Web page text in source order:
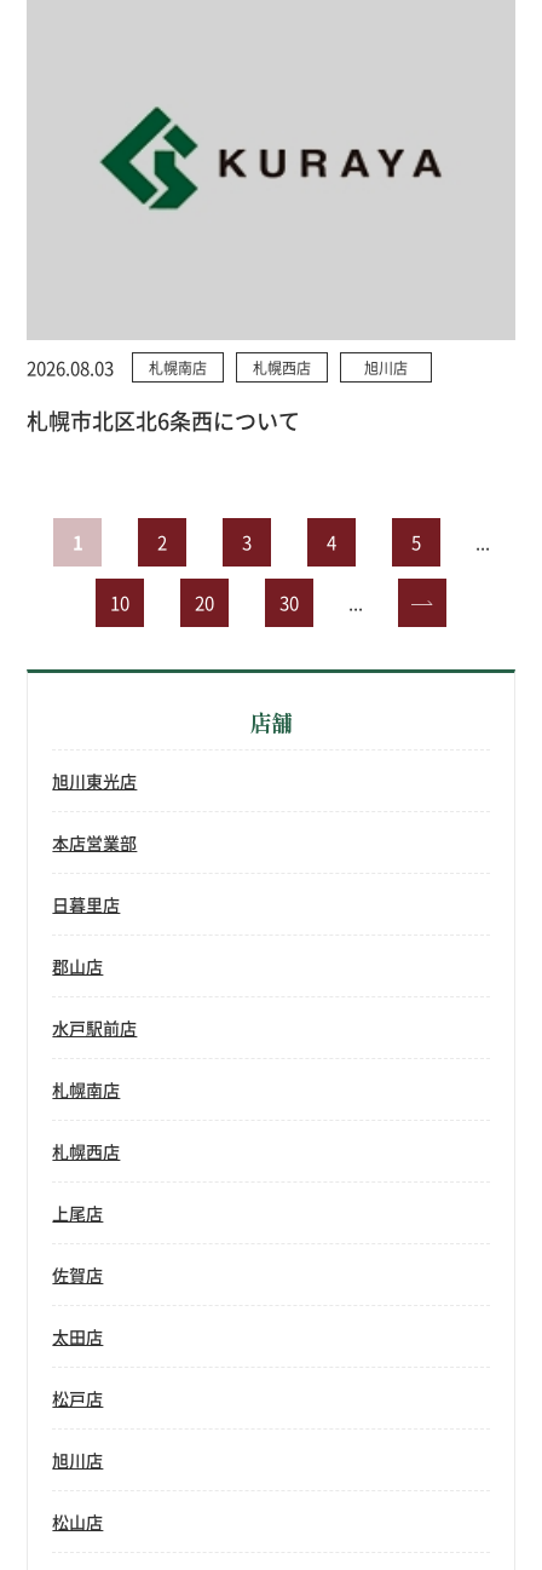
2026.08.03 札幌南店 札幌西店 旭川店
札幌市北区北6条西について
1 2 3 4 5 ...
10 20 30 ... »
店舗
旭川東光店
本店営業部
日暮里店
郡山店
水戸駅前店
札幌南店
札幌西店
上尾店
佐賀店
太田店
松戸店
旭川店
松山店